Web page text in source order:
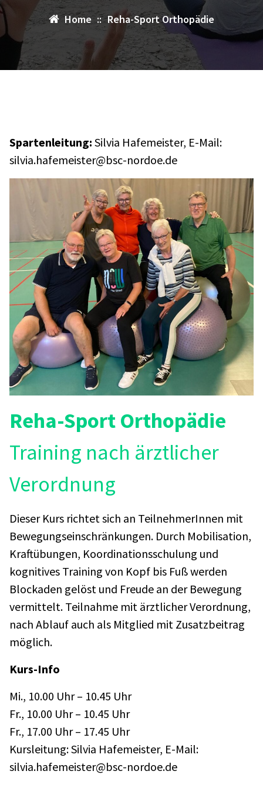
Home :: Reha-Sport Orthopädie
Spartenleitung: Silvia Hafemeister, E-Mail:
silvia.hafemeister@bsc-nordoe.de
Reha-Sport Orthopädie
Training nach ärztlicher
Verordnung
Dieser Kurs richtet sich an TeilnehmerInnen mit
Bewegungseinschränkungen. Durch Mobilisation,
Kraftübungen, Koordinationsschulung und
kognitives Training von Kopf bis Fuß werden
Blockaden gelöst und Freude an der Bewegung
vermittelt. Teilnahme mit ärztlicher Verordnung,
nach Ablauf auch als Mitglied mit Zusatzbeitrag
möglich.
Kurs-Info
Mi., 10.00 Uhr – 10.45 Uhr
Fr., 10.00 Uhr – 10.45 Uhr
Fr., 17.00 Uhr – 17.45 Uhr
Kursleitung: Silvia Hafemeister, E-Mail:
silvia.hafemeister@bsc-nordoe.de